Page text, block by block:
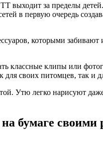
выходит за пределы
в первую очередь
которыми
классные клипы или
для своих питомцев, так и
Утю легко нарисуют
бумаге своими